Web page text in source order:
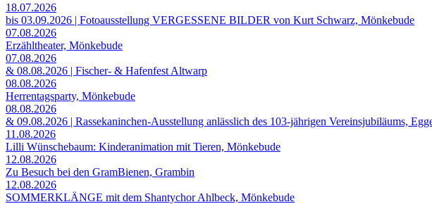
18.07.2026
bis 03.09.2026 | Fotoausstellung VERGESSENE BILDER von Kurt Schwarz, Mönkebude
07.08.2026
Erzähltheater, Mönkebude
07.08.2026
& 08.08.2026 | Fischer- & Hafenfest Altwarp
08.08.2026
Herrentagsparty, Mönkebude
08.08.2026
& 09.08.2026 | Rassekaninchen-Ausstellung anlässlich des 103-jährigen Vereinsjubiläums,
11.08.2026
Lilli Wünschebaum: Kinderanimation mit Tieren, Mönkebude
12.08.2026
Zu Besuch bei den GramBienen, Grambin
12.08.2026
SOMMERKLÄNGE mit dem Shantychor Ahlbeck, Mönkebude